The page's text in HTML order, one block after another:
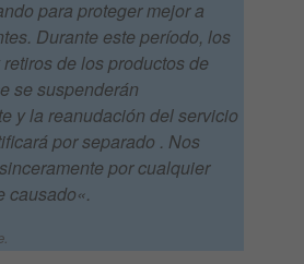
para proteger mejor a
Durante este período, los
de los productos de
se suspenderán
y la reanudación del servicio
por separado . Nos
por cualquier
causado«.